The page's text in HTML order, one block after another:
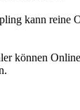
kann reine
können